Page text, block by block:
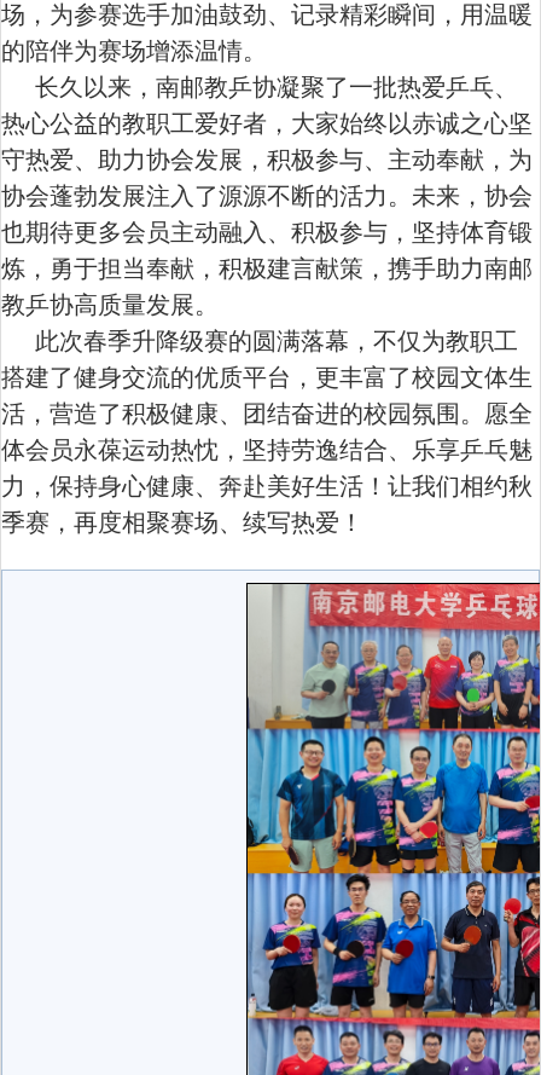
场，为参赛选手加油鼓劲、记录精彩瞬间，用温暖
的陪伴为赛场增添温情。
长久以来，南邮教乒协凝聚了一批热爱乒乓、
热心公益的教职工爱好者，大家始终以赤诚之心坚
守热爱、助力协会发展，积极参与、主动奉献，为
协会蓬勃发展注入了源源不断的活力。未来，协会
也期待更多会员主动融入、积极参与，坚持体育锻
炼，勇于担当奉献，积极建言献策，携手助力南邮
教乒协高质量发展。
此次春季升降级赛的圆满落幕，不仅为教职工
搭建了健身交流的优质平台，更丰富了校园文体生
活，营造了积极健康、团结奋进的校园氛围。愿全
体会员永葆运动热忱，坚持劳逸结合、乐享乒乓魅
力，保持身心健康、奔赴美好生活！让我们相约秋
季赛，再度相聚赛场、续写热爱！